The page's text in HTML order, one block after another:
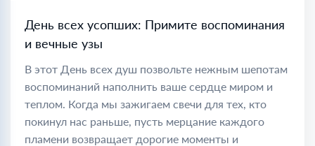
День всех усопших: Примите воспоминания
и вечные узы
В этот День всех душ позвольте нежным шепотам
воспоминаний наполнить ваше сердце миром и
теплом. Когда мы зажигаем свечи для тех, кто
покинул нас раньше, пусть мерцание каждого
пламени возвращает дорогие моменты и